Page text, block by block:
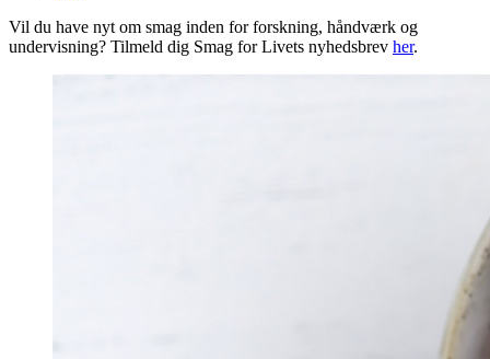
Vil du have nyt om smag inden for forskning, håndværk og
undervisning? Tilmeld dig Smag for Livets nyhedsbrev her.